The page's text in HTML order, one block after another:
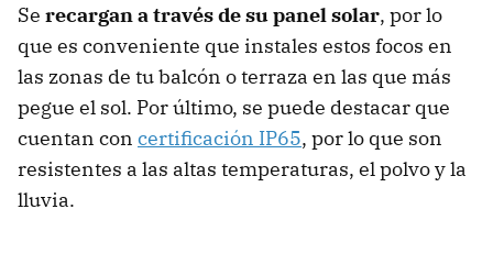
Se recargan a través de su panel solar, por lo
que es conveniente que instales estos focos en
las zonas de tu balcón o terraza en las que más
pegue el sol. Por último, se puede destacar que
cuentan con certificación IP65, por lo que son
resistentes a las altas temperaturas, el polvo y la
lluvia.